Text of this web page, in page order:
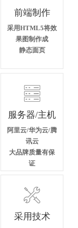
前端制作
采用HTML5将效
果图制作成
静态面页

服务器/主机
阿里云/华为云/腾
讯云
大品牌质量有保
证

采用技术